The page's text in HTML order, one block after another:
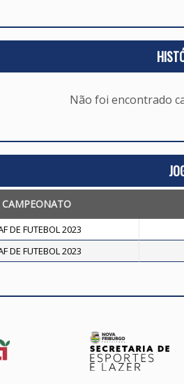
Não foi encontrado
CAMPEONATO
DE FUTEBOL 2023
DE FUTEBOL 2023